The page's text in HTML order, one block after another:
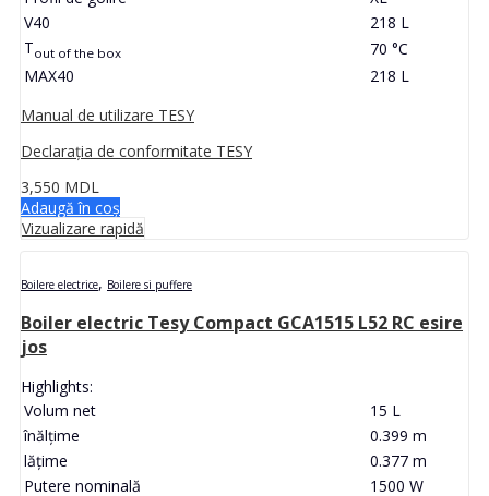
V40
218 L
Tout of the box
70 °C
MAX40
218 L
Manual de utilizare TESY
Declarația de conformitate TESY
3,550 MDL
Adaugă în coș
Vizualizare rapidă
Boilere electrice, Boilere si puffere
Boiler electric Tesy Compact GCA1515 L52 RC esire
jos
Highlights:
Volum net
15 L
înălţime
0.399 m
lăţime
0.377 m
Putere nominală
1500 W